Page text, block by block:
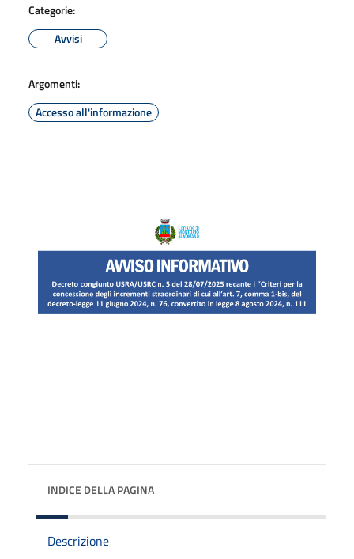
Categorie:
Avvisi
Argomenti:
Accesso all'informazione
INDICE DELLA PAGINA
Descrizione